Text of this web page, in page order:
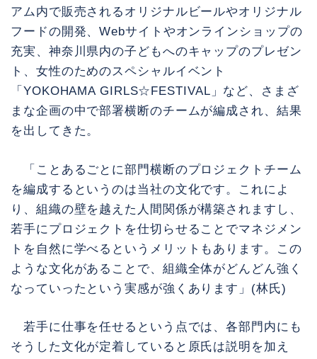
アム内で販売されるオリジナルビールやオリジナル
フードの開発、Webサイトやオンラインショップの
充実、神奈川県内の子どもへのキャップのプレゼン
ト、女性のためのスペシャルイベント
「YOKOHAMA GIRLS☆FESTIVAL」など、さまざ
まな企画の中で部署横断のチームが編成され、結果
を出してきた。
「ことあるごとに部門横断のプロジェクトチーム
を編成するというのは当社の文化です。これによ
り、組織の壁を越えた人間関係が構築されますし、
若手にプロジェクトを仕切らせることでマネジメン
トを自然に学べるというメリットもあります。この
ような文化があることで、組織全体がどんどん強く
なっていったという実感が強くあります」(林氏)
若手に仕事を任せるという点では、各部門内にも
そうした文化が定着していると原氏は説明を加え